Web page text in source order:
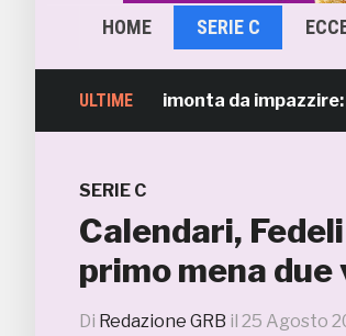
HOME SERIE C
ULTIME
Soccer, rimonta da impazzire: 8-5
SERIE C
Calendari,
primo mena due
Di Redazione GRB il 25 Agosto